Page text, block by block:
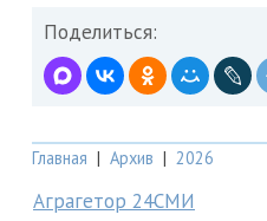
Поделиться:
Главная | Архив | 2026
Аграгетор 24СМИ